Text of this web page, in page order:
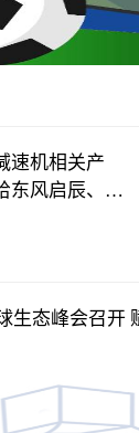
速机相关产
东风启辰、东
生态峰会召开